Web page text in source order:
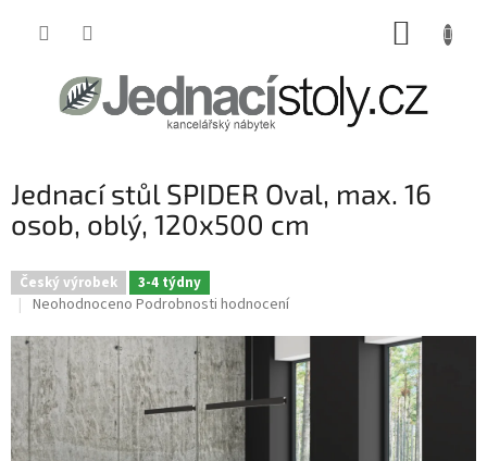
Jednací stůl SPIDER Oval, max. 16
osob, oblý, 120x500 cm
Český výrobek 3-4 týdny
Průměrné
produktu
je
0,0
z
5
hvězdiček.
Neohodnoceno Podrobnosti hodnocení